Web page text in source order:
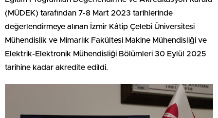
(MÜDEK) tarafından 7-8 Mart 2023 tarihlerinde
değerlendirmeye alınan İzmir Kâtip Çelebi Üniversitesi
Mühendislik ve Mimarlık Fakültesi Makine Mühendisliği ve
Elektrik-Elektronik Mühendisliği Bölümleri 30 Eylül 2025
tarihine kadar akredite edildi.